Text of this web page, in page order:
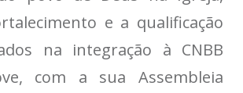
e a qualificação
na integração à CNBB
com a sua Assembleia